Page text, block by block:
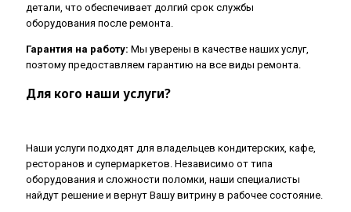
детали, что обеспечивает долгий срок службы
оборудования после ремонта.
Гарантия на работу: Мы уверены в качестве наших услуг,
поэтому предоставляем гарантию на все виды ремонта.
Для кого наши услуги?
Наши услуги подходят для владельцев кондитерских, кафе,
ресторанов и супермаркетов. Независимо от типа
оборудования и сложности поломки, наши специалисты
найдут решение и вернут Вашу витрину в рабочее состояние.